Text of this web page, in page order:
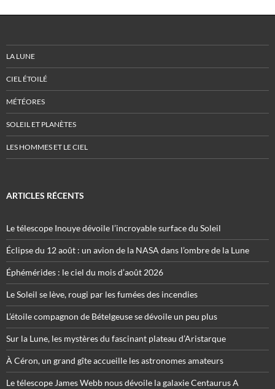
LA LUNE
CIEL ÉTOILÉ
MÉTÉORES
SOLEIL ET PLANÈTES
LES HOMMES ET LE CIEL
ARTICLES RÉCENTS
Le télescope Inouye dévoile l’incroyable surface du Soleil
Éclipse du 12 août : un avion de la NASA dans l’ombre de la Lune
Éphémérides : le ciel du mois d’août 2026
Le Soleil se lève, rougi par les fumées des incendies
L’étoile compagnon de Bételgeuse se dévoile un peu plus
Sur la Lune, les mystères du fascinant plateau d’Aristarque
À Céron, un grand gîte accueille les astronomes amateurs
Le télescope James Webb nous dévoile la galaxie Centaurus A